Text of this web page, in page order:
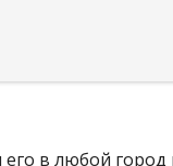
в любой